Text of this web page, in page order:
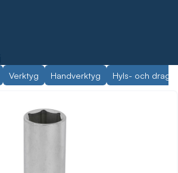
Verktyg Handverktyg Hyls- och